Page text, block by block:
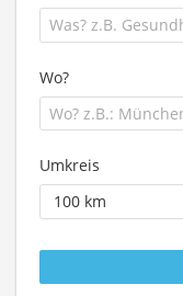
Wo?
Umkreis